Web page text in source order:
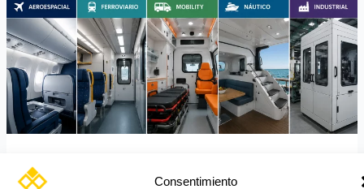
Consentimiento
se repite más: ¿Cómo combinar seguridad, ligereza, durabilidad y
cómo
los
plásticos
técnicos
están
redefiniendo
la
industria